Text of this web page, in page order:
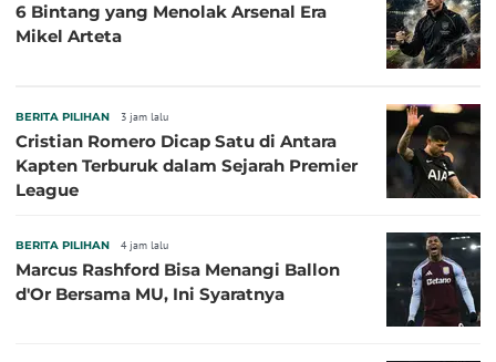
6 Bintang yang Menolak Arsenal Era
Mikel Arteta
BERITA PILIHAN 3 jam lalu
Cristian Romero Dicap Satu di Antara
Kapten Terburuk dalam Sejarah Premier
League
BERITA PILIHAN 4 jam lalu
Marcus Rashford Bisa Menangi Ballon
d'Or Bersama MU, Ini Syaratnya